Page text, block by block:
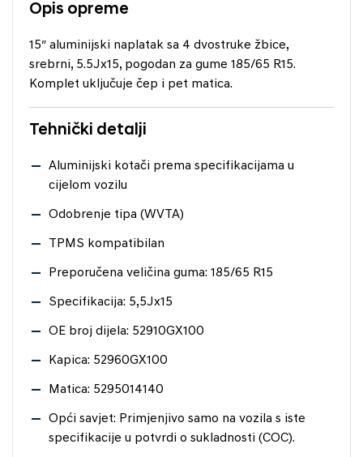
Opis opreme
15″ aluminijski naplatak sa 4 dvostruke žbice,
srebrni, 5.5Jx15, pogodan za gume 185/65 R15.
Komplet uključuje čep i pet matica.
Tehnički detalji
Aluminijski kotači prema specifikacijama u
cijelom vozilu
Odobrenje tipa (WVTA)
TPMS kompatibilan
Preporučena veličina guma: 185/65 R15
Specifikacija: 5,5Jx15
OE broj dijela: 52910GX100
Kapica: 52960GX100
Matica: 5295014140
Opći savjet: Primjenjivo samo na vozila s iste
specifikacije u potvrdi o sukladnosti (COC).